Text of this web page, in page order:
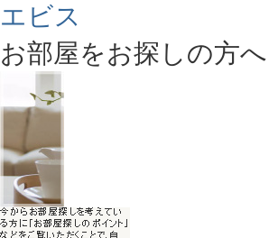
エビス
お部屋をお探しの方へ